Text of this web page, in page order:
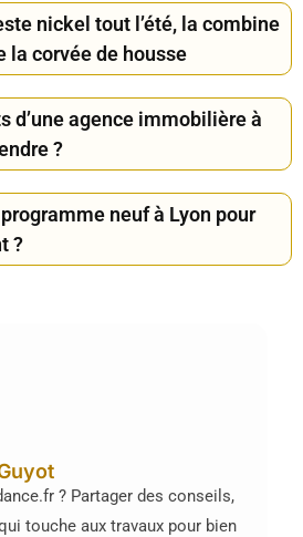
nickel tout l’été, la combine
corvée de housse
d’une agence immobilière à
?
neuf à Lyon pour
?
? Partager des conseils,
touche aux travaux pour bien